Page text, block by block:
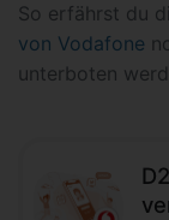
So erfährst du
von Vodafone
unterboten